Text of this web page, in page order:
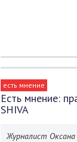
есть мнение
Есть мнение:
SHIVA
Журналист